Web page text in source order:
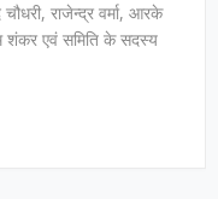
चौधरी, राजेन्द्र वर्मा, आरके
शंकर एवं समिति के सदस्य